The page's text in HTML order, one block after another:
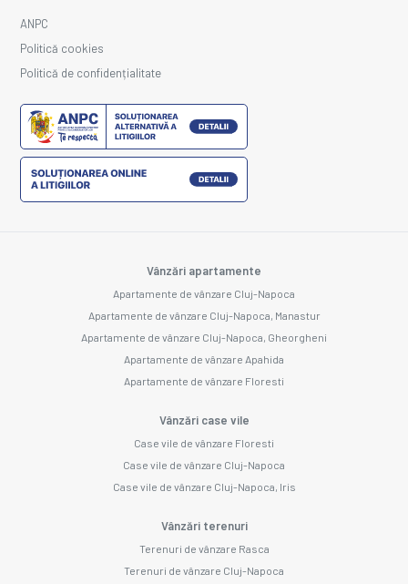
ANPC
Politică cookies
Politică de confidențialitate
Vânzări apartamente
Apartamente de vânzare Cluj-Napoca
Apartamente de vânzare Cluj-Napoca, Manastur
Apartamente de vânzare Cluj-Napoca, Gheorgheni
Apartamente de vânzare Apahida
Apartamente de vânzare Floresti
Vânzări case vile
Case vile de vânzare Floresti
Case vile de vânzare Cluj-Napoca
Case vile de vânzare Cluj-Napoca, Iris
Vânzări terenuri
Terenuri de vânzare Rasca
Terenuri de vânzare Cluj-Napoca